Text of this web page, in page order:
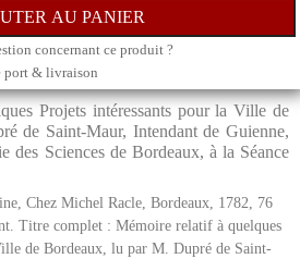
concernant ce produit ?
port & livraison
Projets intéressants pour la Ville de
de Saint-Maur, Intendant de Guienne,
des Sciences de Bordeaux, à la Séance
Chez Michel Racle, Bordeaux, 1782, 76
Titre complet : Mémoire relatif à quelques
de Bordeaux, lu par M. Dupré de Saint-